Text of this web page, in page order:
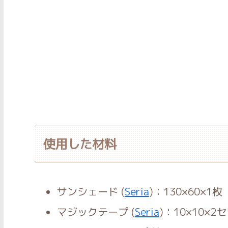
使用した材料
サンシェード (Seria)：130×60×1枚
マジックテープ (Seria)：10×10×2